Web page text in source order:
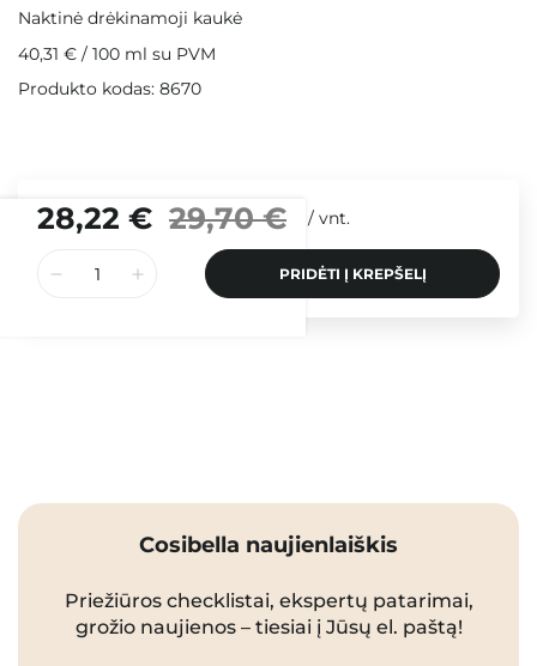
28,22 € 29,70 € / vnt.
PRIDĖTI Į KREPŠELĮ
Naktinė drėkinamoji kaukė
40,31 € / 100 ml su PVM
Produkto kodas: 8670
Cosibella naujienlaiškis
Priežiūros checklistai, ekspertų patarimai,
grožio naujienos – tiesiai į Jūsų el. paštą!